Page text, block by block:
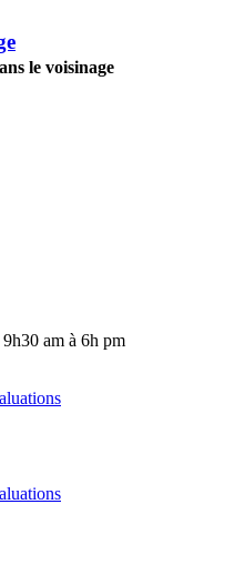
le voisinage
am à 6h pm